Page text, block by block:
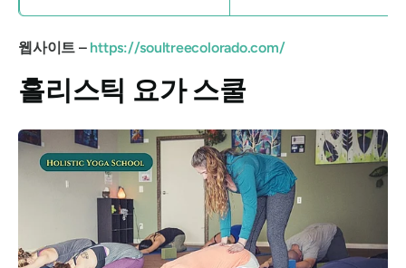
웹사이트 – https://soultreecolorado.com/
홀리스틱 요가 스쿨